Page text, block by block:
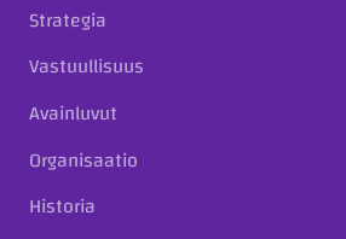
Strategia
Vastuullisuus
Avainluvut
Organisaatio
Historia